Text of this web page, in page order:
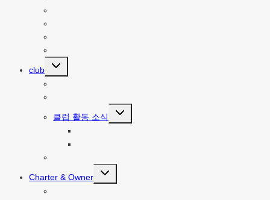
club
Toggle
child
클럽 활동 소식
Toggle
child
Charter & Owner
Toggle
child